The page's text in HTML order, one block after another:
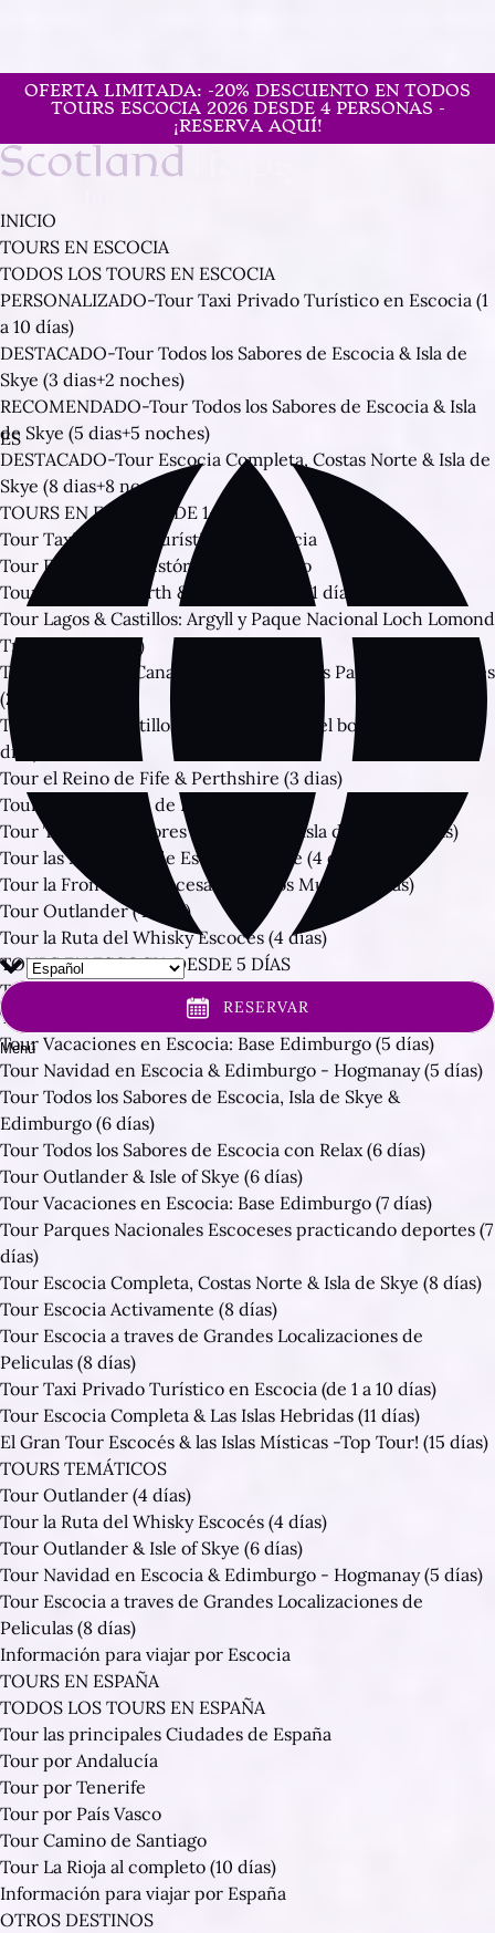
OFERTA LIMITADA: -20% DESCUENTO EN TODOS
TOURS ESCOCIA 2026 DESDE 4 PERSONAS -
¡RESERVA AQUÍ!
INICIO
TOURS EN ESCOCIA
TODOS LOS TOURS EN ESCOCIA
PERSONALIZADO-Tour Taxi Privado Turístico en Escocia (1
a 10 días)
DESTACADO-Tour Todos los Sabores de Escocia & Isla de
Skye (3 dias+2 noches)
RECOMENDADO-Tour Todos los Sabores de Escocia & Isla
de Skye (5 dias+5 noches)
DESTACADO-Tour Escocia Completa, Costas Norte & Isla de
Skye (8 dias+8 noches)
TOURS EN ESCOCIA DE 1-4 DÍAS
Tour Taxi Privado Turístico en Escocia
Tour Edimburgo Histórico caminando
Tour Fiordo de Forth & los Trossachs (1 día)
Tour Lagos & Castillos: Argyll y Paque Nacional Loch Lomond
Trossachs (2 días)
Tour Lago Ness, Canal de Caledonia y los Parques Nacionales
(2 días)
Tour Lagos & Castillos: Los Trossachs y el bosque de Tay (2
días)
Tour el Reino de Fife & Perthshire (3 dias)
Tour las Maravillas de Escocia (3 días)
Tour Todos los Sabores de Escocia & Isla de Skye (3 dias)
Tour las Maravillas de Escocia & Skye (4 días)
Tour la Frontera Escocesa: Entre los Muros (4 días)
Tour Outlander (4 días)
Tour la Ruta del Whisky Escocés (4 días)
TOURS EN ESCOCIA DESDE 5 DÍAS
Tour Todos los Sabores de Escocia & la Isla de Skye (5 días)
Tour las Islas Hebridas Interiores & Argyll (5 días)
Tour Vacaciones en Escocia: Base Edimburgo (5 días)
Tour Navidad en Escocia & Edimburgo - Hogmanay (5 días)
Tour Todos los Sabores de Escocia, Isla de Skye &
Edimburgo (6 días)
Tour Todos los Sabores de Escocia con Relax (6 días)
Tour Outlander & Isle of Skye (6 días)
Tour Vacaciones en Escocia: Base Edimburgo (7 días)
Tour Parques Nacionales Escoceses practicando deportes (7
días)
Tour Escocia Completa, Costas Norte & Isla de Skye (8 días)
Tour Escocia Activamente (8 días)
Tour Escocia a traves de Grandes Localizaciones de
Peliculas (8 días)
Tour Taxi Privado Turístico en Escocia (de 1 a 10 días)
Tour Escocia Completa & Las Islas Hebridas (11 días)
El Gran Tour Escocés & las Islas Místicas -Top Tour! (15 días)
TOURS TEMÁTICOS
Tour Outlander (4 días)
Tour la Ruta del Whisky Escocés (4 días)
Tour Outlander & Isle of Skye (6 días)
Tour Navidad en Escocia & Edimburgo - Hogmanay (5 días)
Tour Escocia a traves de Grandes Localizaciones de
Peliculas (8 días)
Información para viajar por Escocia
TOURS EN ESPAÑA
TODOS LOS TOURS EN ESPAÑA
Tour las principales Ciudades de España
Tour por Andalucía
Tour por Tenerife
Tour por País Vasco
Tour Camino de Santiago
Tour La Rioja al completo (10 días)
Información para viajar por España
OTROS DESTINOS
Selecciona
tu
idioma
ES
RESERVAR
Menú